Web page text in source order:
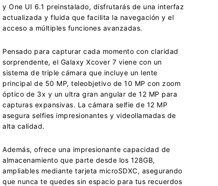
y One UI 6.1 preinstalado, disfrutarás de una interfaz
actualizada y fluida que facilita la navegación y el
acceso a múltiples funciones avanzadas.
Pensado para capturar cada momento con claridad
sorprendente, el Galaxy Xcover 7 viene con un
sistema de triple cámara que incluye un lente
principal de 50 MP, teleobjetivo de 10 MP con zoom
óptico de 3x y un ultra gran angular de 12 MP para
capturas expansivas. La cámara selfie de 12 MP
asegura selfies impresionantes y videollamadas de
alta calidad.
Además, ofrece una impresionante capacidad de
almacenamiento que parte desde los 128GB,
ampliables mediante tarjeta microSDXC, asegurando
que nunca te quedes sin espacio para tus recuerdos